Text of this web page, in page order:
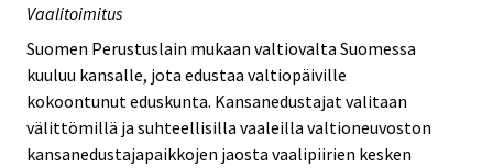
Vaalitoimitus
Suomen Perustuslain mukaan valtiovalta Suomessa
kuuluu kansalle, jota edustaa valtiopäiville
kokoontunut eduskunta. Kansanedustajat valitaan
välittömillä ja suhteellisilla vaaleilla valtioneuvoston
kansanedustajapaikkojen jaosta vaalipiirien kesken